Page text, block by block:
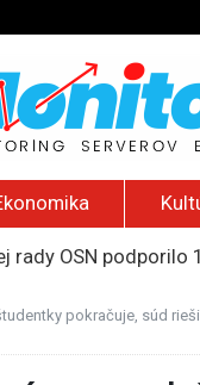
rady OSN
obeťamipokračuje, súd